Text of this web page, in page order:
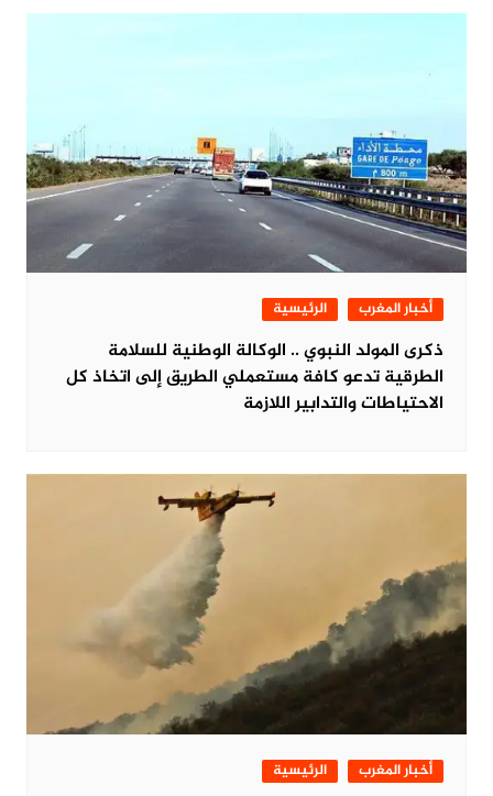
أخبار المغرب الرئيسية
ذكرى المولد النبوي .. الوكالة الوطنية للسلامة
الطرقية تدعو كافة مستعملي الطريق إلى اتخاذ كل
الاحتياطات والتدابير اللازمة
أخبار المغرب الرئيسية